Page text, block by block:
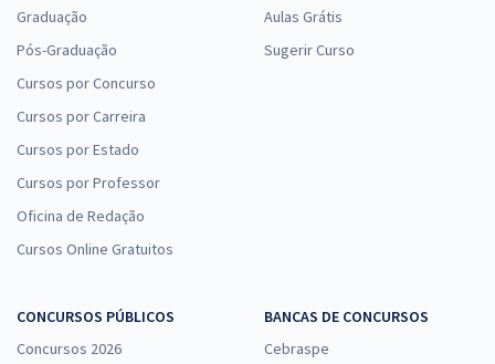
Graduação
Pós-Graduação
Cursos por Concurso
Cursos por Carreira
Cursos por Estado
Cursos por Professor
Oficina de Redação
Cursos Online Gratuitos
Aulas Grátis
Sugerir Curso
CONCURSOS PÚBLICOS
Concursos 2026
BANCAS DE CONCURSOS
Cebraspe